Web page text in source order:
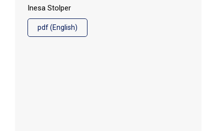
Inesa Stolper
pdf (English)